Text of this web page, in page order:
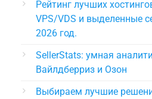
Рейтинг лучших
VPS/VDS и выделенные
2026 год.
SellerStats: умная
Вайлдберриз и Озон
Выбираем лучшие